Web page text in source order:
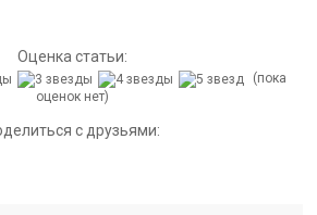
Оценка статьи:
(пока
оценок нет)
с друзьями: